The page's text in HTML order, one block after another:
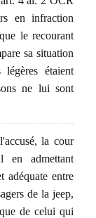
en infraction
le recourant
sa situation
étaient
ne lui sont
la cour
en admettant
adéquate entre
de la jeep,
de celui qui